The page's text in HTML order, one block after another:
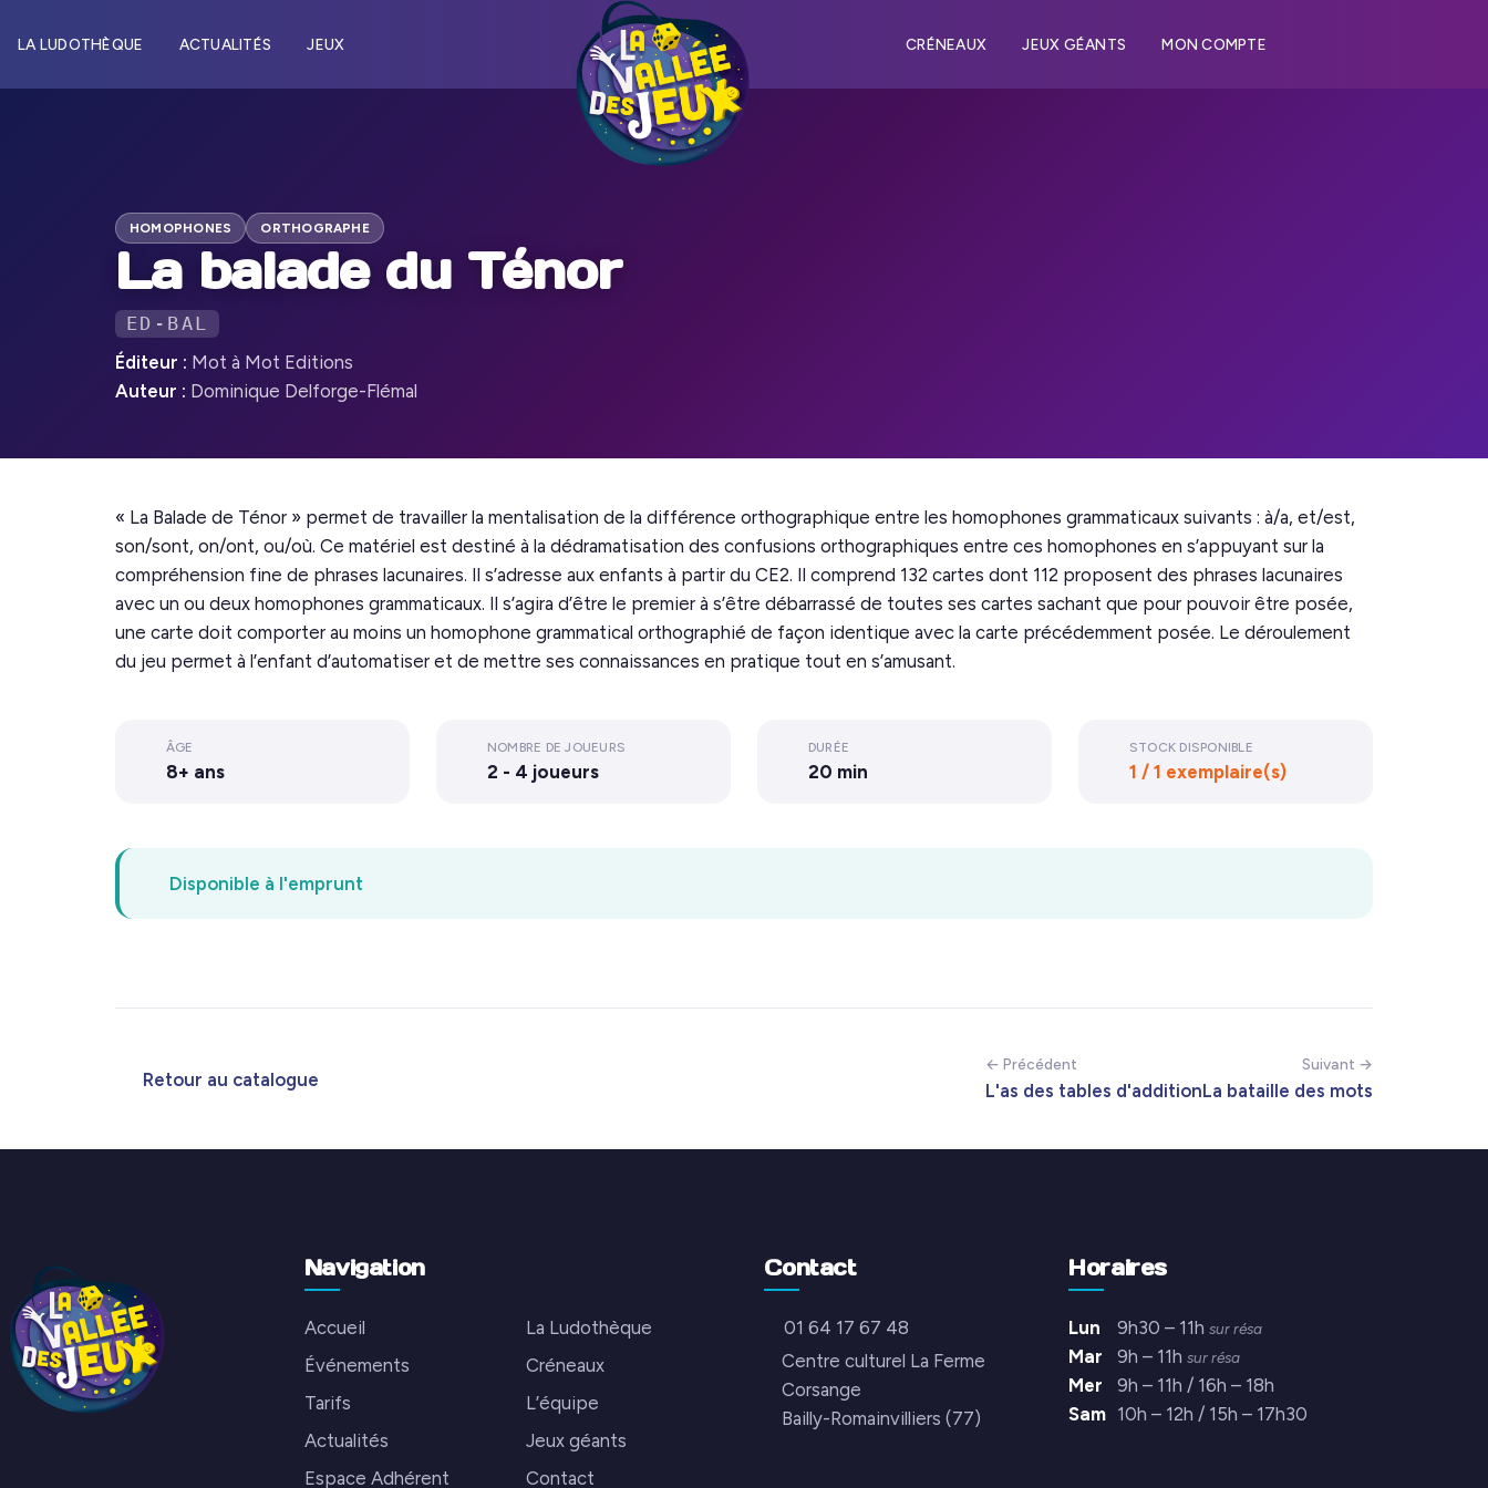
LA LUDOTHÈQUE ACTUALITÉS JEUX CRÉNEAUX JEUX GÉANTS MON COMPTE
HOMOPHONES ORTHOGRAPHE
La balade du Ténor
ED-BAL
Éditeur : Mot à Mot Editions
Auteur : Dominique Delforge-Flémal
« La Balade de Ténor » permet de travailler la mentalisation de la différence orthographique entre les homophones grammaticaux suivants : à/a, et/est,
son/sont, on/ont, ou/où. Ce matériel est destiné à la dédramatisation des confusions orthographiques entre ces homophones en s’appuyant sur la
compréhension fine de phrases lacunaires. Il s’adresse aux enfants à partir du CE2. Il comprend 132 cartes dont 112 proposent des phrases lacunaires
avec un ou deux homophones grammaticaux. Il s’agira d’être le premier à s’être débarrassé de toutes ses cartes sachant que pour pouvoir être posée,
une carte doit comporter au moins un homophone grammatical orthographié de façon identique avec la carte précédemment posée. Le déroulement
du jeu permet à l’enfant d’automatiser et de mettre ses connaissances en pratique tout en s’amusant.
ÂGE
8+ ans
NOMBRE DE JOUEURS
2 - 4 joueurs
DURÉE
20 min
STOCK DISPONIBLE
1 / 1 exemplaire(s)
Disponible à l'emprunt
Retour au catalogue
← Précédent
L'as des tables d'addition
Suivant →
La bataille des mots
Navigation
Accueil
La Ludothèque
Événements
Créneaux
Tarifs
L’équipe
Actualités
Jeux géants
Espace Adhérent
Contact
Contact
01 64 17 67 48
Centre culturel La Ferme
Corsange
Bailly-Romainvilliers (77)
Horaires
Lun 9h30 – 11hsur résa
Mar 9h – 11hsur résa
Mer
9h – 11h / 16h – 18h
Sam 10h – 12h / 15h – 17h30